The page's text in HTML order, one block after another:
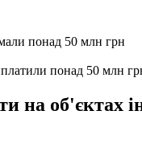
понад 50 млн
на об'єктах